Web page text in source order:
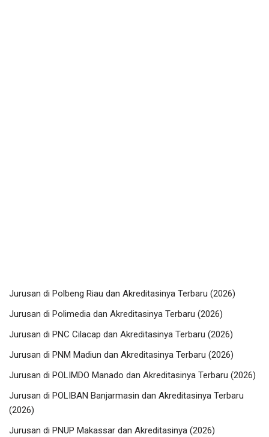
Jurusan di Polbeng Riau dan Akreditasinya Terbaru (2026)
Jurusan di Polimedia dan Akreditasinya Terbaru (2026)
Jurusan di PNC Cilacap dan Akreditasinya Terbaru (2026)
Jurusan di PNM Madiun dan Akreditasinya Terbaru (2026)
Jurusan di POLIMDO Manado dan Akreditasinya Terbaru (2026)
Jurusan di POLIBAN Banjarmasin dan Akreditasinya Terbaru
(2026)
Jurusan di PNUP Makassar dan Akreditasinya (2026)